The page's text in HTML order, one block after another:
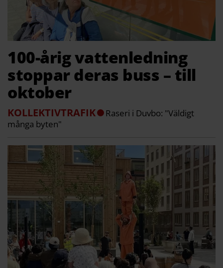
100-årig vattenledning
stoppar deras buss – till
oktober
KOLLEKTIVTRAFIK
Raseri i Duvbo: "Väldigt
många byten"